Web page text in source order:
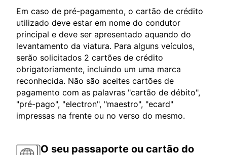
Em caso de pré-pagamento, o cartão de crédito
utilizado deve estar em nome do condutor
principal e deve ser apresentado aquando do
levantamento da viatura. Para alguns veículos,
serão solicitados 2 cartões de crédito
obrigatoriamente, incluindo um uma marca
reconhecida. Não são aceites cartões de
pagamento com as palavras "cartão de débito",
"pré-pago", "electron", "maestro", "ecard"
impressas na frente ou no verso do mesmo.
O seu passaporte ou cartão do